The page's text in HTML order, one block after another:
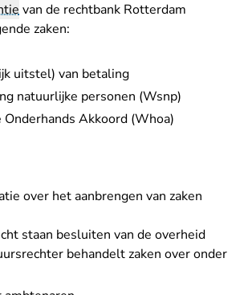
van de rechtbank Rotterdam
zaken:
uitstel) van betaling
natuurlijke personen (Wsnp)
Akkoord (Whoa)
over het aanbrengen van zaken
staan besluiten van de overheid
behandelt zaken over onder